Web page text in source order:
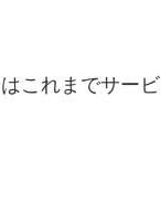
これまでサービ